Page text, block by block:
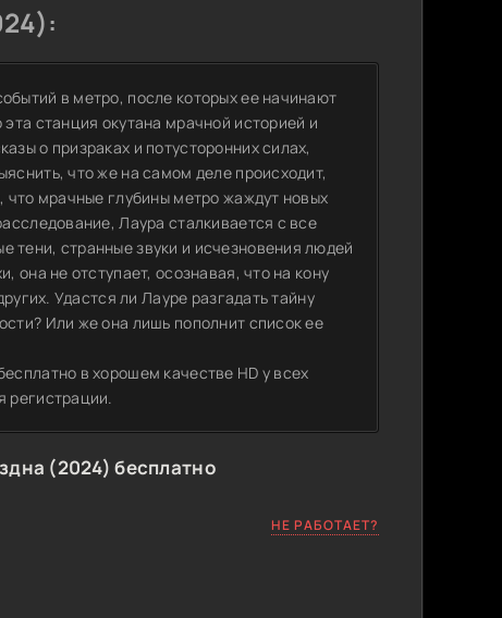
в метро, после которых ее начинают
станция окутана мрачной историей и
о призраках и потусторонних силах,
что же на самом деле происходит,
мрачные глубины метро жаждут новых
Лаура сталкивается с все
странные звуки и исчезновения людей
она не отступает, осознавая, что на кону
Удастся ли Лауре разгадать тайну
Или же она лишь пополнит список ее
в хорошем качестве HD у всех
регистрации.
(2024) бесплатно
НЕ РАБОТАЕТ?